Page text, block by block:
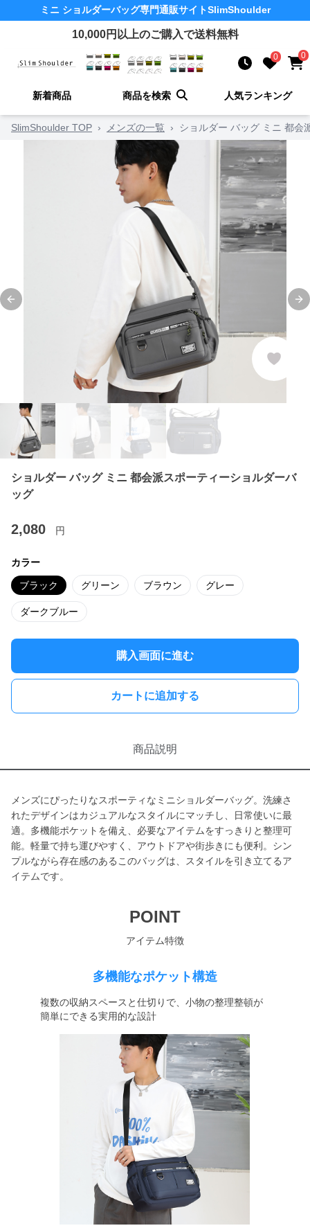
ミニ ショルダーバッグ専門通販サイトSlimShoulder
10,000円以上のご購入で送料無料
0 0
新着商品 商品を検索 人気ランキング
SlimShoulder TOP › メンズの一覧 › ショルダー バッグ ミニ 都会
Previous slide
ショルダー バッグ ミニ 都会派スポーティーショルダーバ
ッグ
2,080 円
カラー
ブラック グリーン ブラウン グレー
ダークブルー
購入画面に進む
カートに追加する
商品説明
メンズにぴったりなスポーティなミニショルダーバッグ。洗練さ
れたデザインはカジュアルなスタイルにマッチし、日常使いに最
適。多機能ポケットを備え、必要なアイテムをすっきりと整理可
能。軽量で持ち運びやすく、アウトドアや街歩きにも便利。シン
プルながら存在感のあるこのバッグは、スタイルを引き立てるア
イテムです。
POINT
アイテム特徴
多機能なポケット構造
複数の収納スペースと仕切りで、小物の整理整頓が
簡単にできる実用的な設計